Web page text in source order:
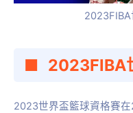
2023FIBA
2023世界盃籃球資格賽